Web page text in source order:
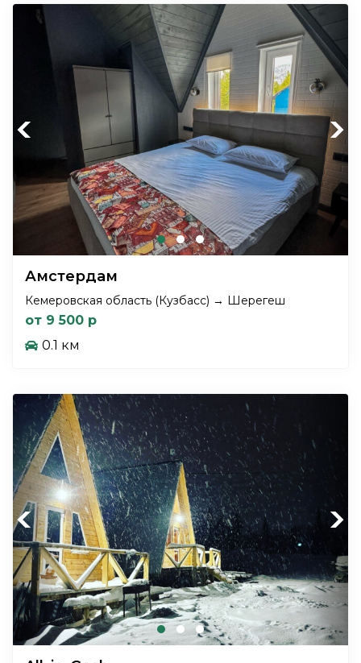
Previous Next
Амстердам
Кемеровская область (Кузбасс) → Шерегеш
от 9 500 р
0.1 км
Previous Next